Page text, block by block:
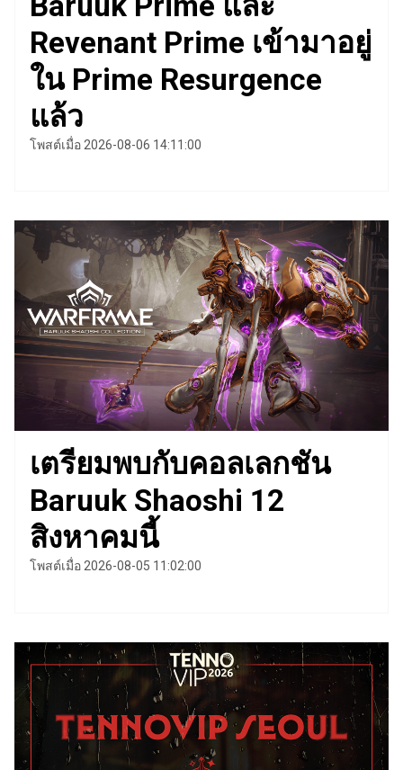
Revenant Prime เข้ามาอยู่
ใน Prime Resurgence
แล้ว
โพสต์เมื่อ 2026-08-06 14:11:00
เตรียมพบกับคอลเลกชัน
Baruuk Shaoshi 12
สิงหาคมนี้
โพสต์เมื่อ 2026-08-05 11:02:00